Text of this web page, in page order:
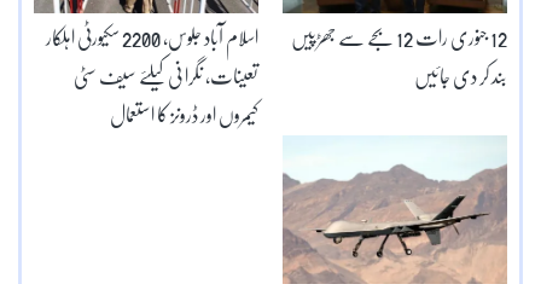
اسلام آباد جلوس، 2200 سکیورٹی اہلکار
تعینات، نگرا نی کیلئے سیف سٹی
کیمروں اور ڈرونز کا استعمال
12 جنوری رات 12 بجے سے جھڑپیں
بند کر دی جائیں